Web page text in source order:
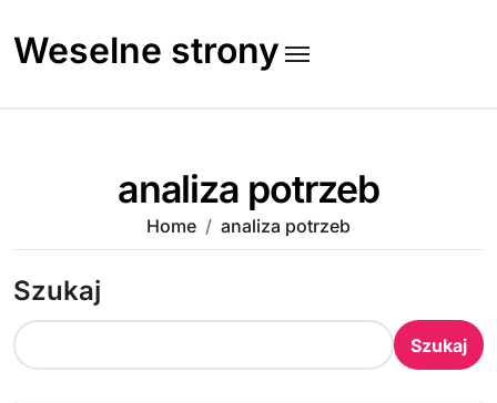
to
content
Weselne strony
analiza potrzeb
Home analiza potrzeb
Szukaj
Szukaj